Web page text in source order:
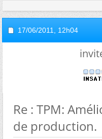
17/06/2011, 12h04
Re : TPM:
de production.